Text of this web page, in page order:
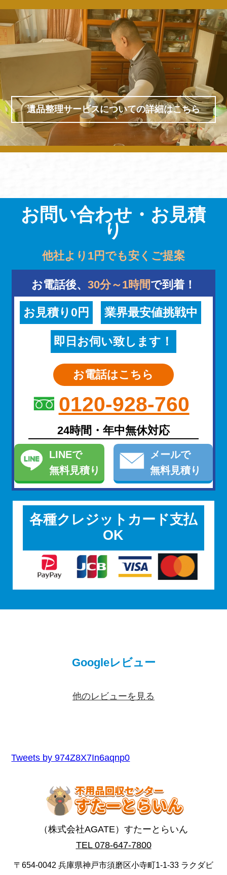
遺品整理サービスについての詳細はこちら
お問い合わせ・お見積
り
他社より1円でも安くご提案
お電話後、 30分～1時間で到着！
お見積り0円 業界最安値挑戦中
即日お伺い致します！
お電話はこちら
0120-928-760
24時間・年中無休対応
LINEで
無料見積り
メールで
無料見積り
各種クレジットカード支払
OK
Googleレビュー
他のレビューを見る
Tweets by 974Z8X7In6aqnp0
（株式会社AGATE）すたーとらいん
TEL 078-647-7800
〒654-0042 兵庫県神戸市須磨区小寺町1-1-33 ラクダビ